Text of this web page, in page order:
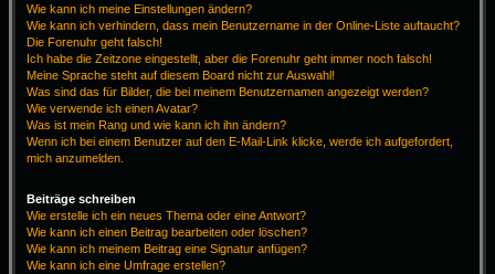
Wie kann ich meine Einstellungen ändern?
Wie kann ich verhindern, dass mein Benutzername in der Online-Liste auftaucht?
Die Forenuhr geht falsch!
Ich habe die Zeitzone eingestellt, aber die Forenuhr geht immer noch falsch!
Meine Sprache steht auf diesem Board nicht zur Auswahl!
Was sind das für Bilder, die bei meinem Benutzernamen angezeigt werden?
Wie verwende ich einen Avatar?
Was ist mein Rang und wie kann ich ihn ändern?
Wenn ich bei einem Benutzer auf den E-Mail-Link klicke, werde ich aufgefordert,
mich anzumelden.
Beiträge schreiben
Wie erstelle ich ein neues Thema oder eine Antwort?
Wie kann ich einen Beitrag bearbeiten oder löschen?
Wie kann ich meinem Beitrag eine Signatur anfügen?
Wie kann ich eine Umfrage erstellen?